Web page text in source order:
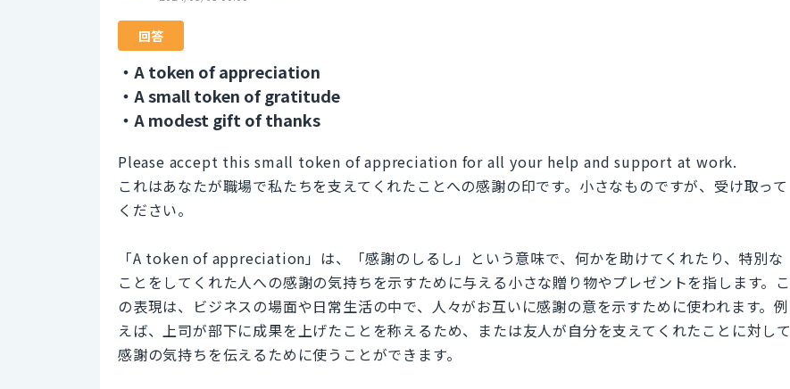
回答
・A token of appreciation
・A small token of gratitude
・A modest gift of thanks
Please accept this small token of appreciation for all your help and support at work.
これはあなたが職場で私たちを支えてくれたことへの感謝の印です。小さなものですが、受け取って
ください。
「A token of appreciation」は、「感謝のしるし」という意味で、何かを助けてくれたり、特別な
ことをしてくれた人への感謝の気持ちを示すために与える小さな贈り物やプレゼントを指します。こ
の表現は、ビジネスの場面や日常生活の中で、人々がお互いに感謝の意を示すために使われます。例
えば、上司が部下に成果を上げたことを称えるため、または友人が自分を支えてくれたことに対して
感謝の気持ちを伝えるために使うことができます。